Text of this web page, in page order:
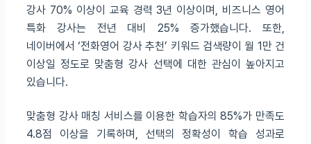
강사 70% 이상이 교육 경력 3년 이상이며, 비즈니스 영어
특화 강사는 전년 대비 25% 증가했습니다. 또한,
네이버에서 ‘전화영어 강사 추천’ 키워드 검색량이 월 1만 건
이상일 정도로 맞춤형 강사 선택에 대한 관심이 높아지고
있습니다.
맞춤형 강사 매칭 서비스를 이용한 학습자의 85%가 만족도
4.8점 이상을 기록하며, 선택의 정확성이 학습 성과로